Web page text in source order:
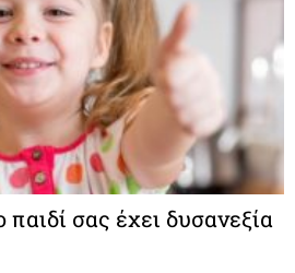
παιδί σας έχει δυσανεξία